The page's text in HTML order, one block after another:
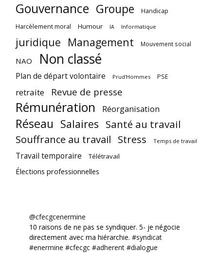
Gouvernance Groupe Handicap
Harcèlement moral Humour IA Informatique
juridique Management Mouvement social
NAO Non classé
Plan de départ volontaire Prud'Hommes PSE
retraite Revue de presse
Rémunération Réorganisation
Réseau Salaires Santé au travail
Souffrance au travail Stress Temps de travail
Travail temporaire Télétravail
Élections professionnelles
@cfecgcenermine
10 raisons de ne pas se syndiquer. 5- je négocie
directement avec ma hiérarchie. #syndicat
#enermine #cfecgc #adherent #dialogue